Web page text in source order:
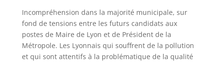
Incompréhension dans la majorité municipale, sur
fond de tensions entre les futurs candidats aux
postes de Maire de Lyon et de Président de la
Métropole. Les Lyonnais qui souffrent de la pollution
et qui sont attentifs à la problématique de la qualité